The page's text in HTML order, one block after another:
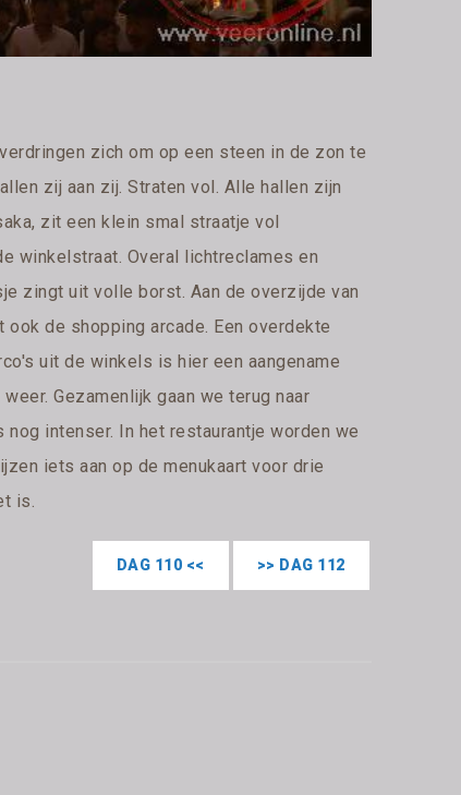
zich om op een steen in de zon te
zij aan zij. Straten vol. Alle hallen zijn
zit een klein smal straatje vol
winkelstraat. Overal lichtreclames en
zingt uit volle borst. Aan de overzijde van
de shopping arcade. Een overdekte
uit de winkels is hier een aangename
Gezamenlijk gaan we terug naar
intenser. In het restaurantje worden we
iets aan op de menukaart voor drie
is.
>> DAG 112
DAG 110 <<